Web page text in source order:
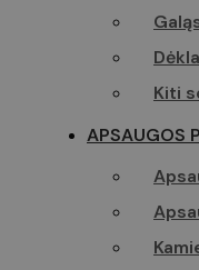
Kiti
APSAUGOS